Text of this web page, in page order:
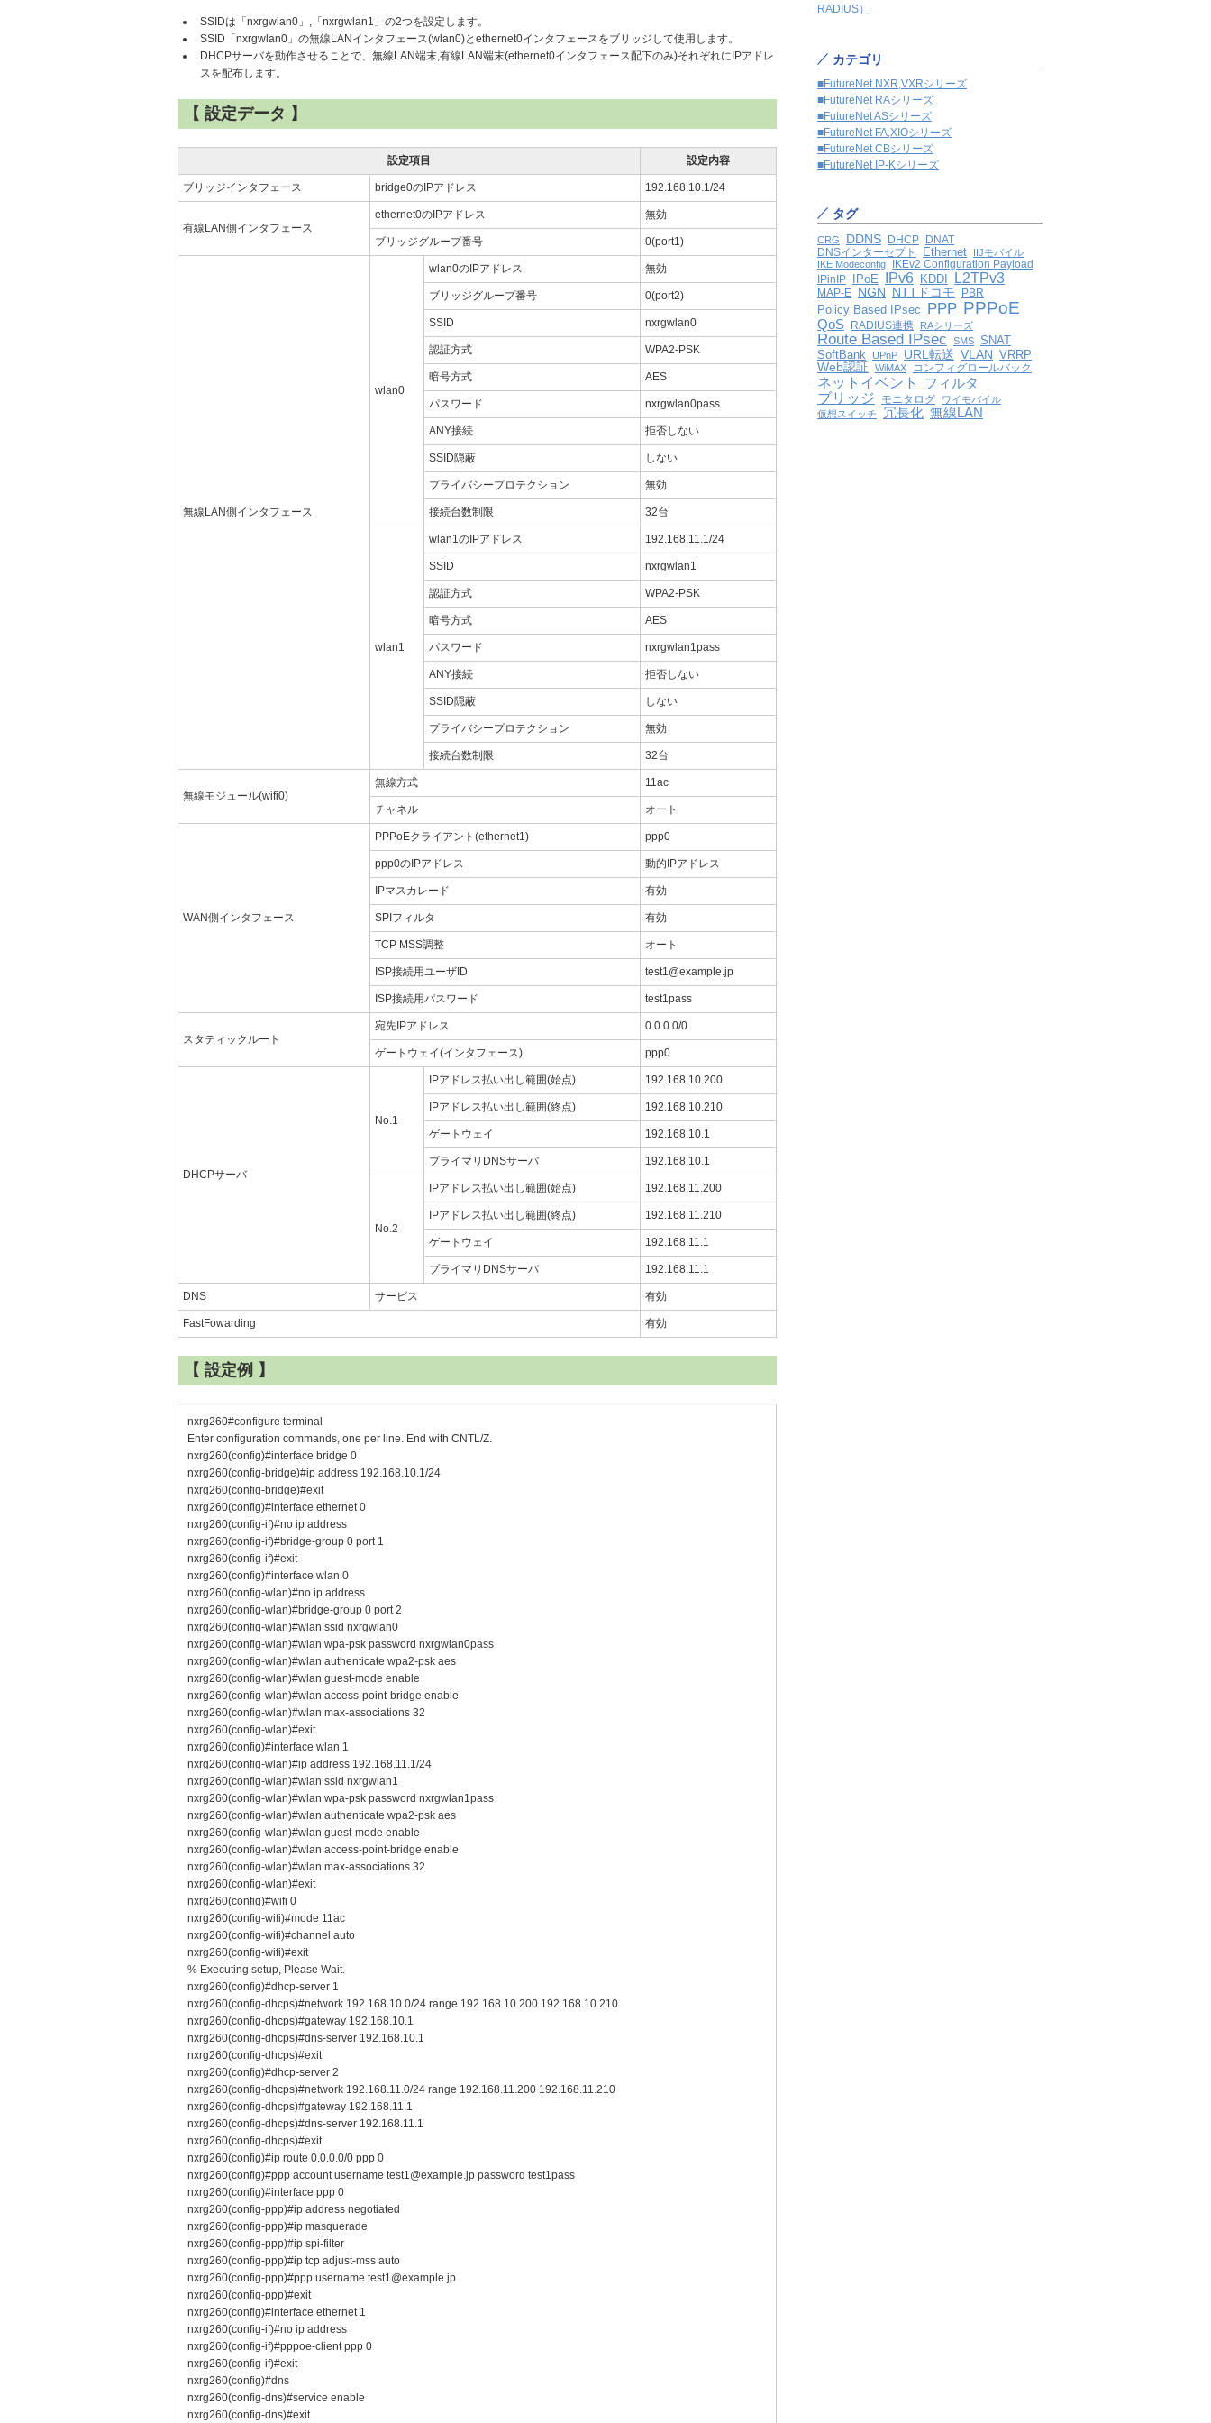
SSIDは「nxrgwlan0」,「nxrgwlan1」の2つを設定します。
SSID「nxrgwlan0」の無線LANインタフェース(wlan0)とethernet0インタフェースをブリッジして使用します。
DHCPサーバを動作させることで、無線LAN端末,有線LAN端末(ethernet0インタフェース配下のみ)それぞれにIPアドレ
スを配布します。
【 設定データ 】
設定項目 設定内容
ブリッジインタフェース bridge0のIPアドレス 192.168.10.1/24
有線LAN側インタフェース
ethernet0のIPアドレス 無効
ブリッジグループ番号 0(port1)
無線LAN側インタフェース
wlan0
wlan0のIPアドレス 無効
ブリッジグループ番号 0(port2)
SSID nxrgwlan0
認証方式 WPA2-PSK
暗号方式 AES
パスワード nxrgwlan0pass
ANY接続 拒否しない
SSID隠蔽 しない
プライバシープロテクション 無効
接続台数制限 32台
wlan1
wlan1のIPアドレス 192.168.11.1/24
SSID nxrgwlan1
認証方式 WPA2-PSK
暗号方式 AES
パスワード nxrgwlan1pass
ANY接続 拒否しない
SSID隠蔽 しない
プライバシープロテクション 無効
接続台数制限 32台
無線モジュール(wifi0)
無線方式 11ac
チャネル オート
WAN側インタフェース
PPPoEクライアント(ethernet1) ppp0
ppp0のIPアドレス 動的IPアドレス
IPマスカレード 有効
SPIフィルタ 有効
TCP MSS調整 オート
ISP接続用ユーザID test1@example.jp
ISP接続用パスワード test1pass
スタティックルート
宛先IPアドレス 0.0.0.0/0
ゲートウェイ(インタフェース) ppp0
DHCPサーバ
No.1
IPアドレス払い出し範囲(始点) 192.168.10.200
IPアドレス払い出し範囲(終点) 192.168.10.210
ゲートウェイ 192.168.10.1
プライマリDNSサーバ 192.168.10.1
No.2
IPアドレス払い出し範囲(始点) 192.168.11.200
IPアドレス払い出し範囲(終点) 192.168.11.210
ゲートウェイ 192.168.11.1
プライマリDNSサーバ 192.168.11.1
DNS サービス 有効
FastFowarding 有効
【 設定例 】
nxrg260#configure terminal
Enter configuration commands, one per line. End with CNTL/Z.
nxrg260(config)#interface bridge 0
nxrg260(config-bridge)#ip address 192.168.10.1/24
nxrg260(config-bridge)#exit
nxrg260(config)#interface ethernet 0
nxrg260(config-if)#no ip address
nxrg260(config-if)#bridge-group 0 port 1
nxrg260(config-if)#exit
nxrg260(config)#interface wlan 0
nxrg260(config-wlan)#no ip address
nxrg260(config-wlan)#bridge-group 0 port 2
nxrg260(config-wlan)#wlan ssid nxrgwlan0
nxrg260(config-wlan)#wlan wpa-psk password nxrgwlan0pass
nxrg260(config-wlan)#wlan authenticate wpa2-psk aes
nxrg260(config-wlan)#wlan guest-mode enable
nxrg260(config-wlan)#wlan access-point-bridge enable
nxrg260(config-wlan)#wlan max-associations 32
nxrg260(config-wlan)#exit
nxrg260(config)#interface wlan 1
nxrg260(config-wlan)#ip address 192.168.11.1/24
nxrg260(config-wlan)#wlan ssid nxrgwlan1
nxrg260(config-wlan)#wlan wpa-psk password nxrgwlan1pass
nxrg260(config-wlan)#wlan authenticate wpa2-psk aes
nxrg260(config-wlan)#wlan guest-mode enable
nxrg260(config-wlan)#wlan access-point-bridge enable
nxrg260(config-wlan)#wlan max-associations 32
nxrg260(config-wlan)#exit
nxrg260(config)#wifi 0
nxrg260(config-wifi)#mode 11ac
nxrg260(config-wifi)#channel auto
nxrg260(config-wifi)#exit
% Executing setup, Please Wait.
nxrg260(config)#dhcp-server 1
nxrg260(config-dhcps)#network 192.168.10.0/24 range 192.168.10.200 192.168.10.210
nxrg260(config-dhcps)#gateway 192.168.10.1
nxrg260(config-dhcps)#dns-server 192.168.10.1
nxrg260(config-dhcps)#exit
nxrg260(config)#dhcp-server 2
nxrg260(config-dhcps)#network 192.168.11.0/24 range 192.168.11.200 192.168.11.210
nxrg260(config-dhcps)#gateway 192.168.11.1
nxrg260(config-dhcps)#dns-server 192.168.11.1
nxrg260(config-dhcps)#exit
nxrg260(config)#ip route 0.0.0.0/0 ppp 0
nxrg260(config)#ppp account username test1@example.jp password test1pass
nxrg260(config)#interface ppp 0
nxrg260(config-ppp)#ip address negotiated
nxrg260(config-ppp)#ip masquerade
nxrg260(config-ppp)#ip spi-filter
nxrg260(config-ppp)#ip tcp adjust-mss auto
nxrg260(config-ppp)#ppp username test1@example.jp
nxrg260(config-ppp)#exit
nxrg260(config)#interface ethernet 1
nxrg260(config-if)#no ip address
nxrg260(config-if)#pppoe-client ppp 0
nxrg260(config-if)#exit
nxrg260(config)#dns
nxrg260(config-dns)#service enable
nxrg260(config-dns)#exit
RADIUS）
カテゴリ
■FutureNet NXR,VXRシリーズ
■FutureNet RAシリーズ
■FutureNet ASシリーズ
■FutureNet FA,XIOシリーズ
■FutureNet CBシリーズ
■FutureNet IP-Kシリーズ
タグ
CRG DDNS DHCP DNAT
DNSインターセプト Ethernet
IIJモバイル
IKE Modeconfig
IKEv2 Configuration Payload
IPinIP
IPoE IPv6 KDDI L2TPv3
MAP-E NGN NTTドコモ PBR
Policy Based IPsec PPP PPPoE
QoS RADIUS連携 RAシリーズ
Route Based IPsec SMS SNAT
SoftBank UPnP URL転送 VLAN VRRP
Web認証
WiMAX コンフィグロールバック
ネットイベント
フィルタ
ブリッジ
モニタログ
ワイモバイル
仮想スイッチ
冗長化 無線LAN